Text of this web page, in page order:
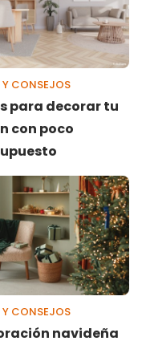
Y CONSEJOS
para decorar tu
con poco
Y CONSEJOS
navideña